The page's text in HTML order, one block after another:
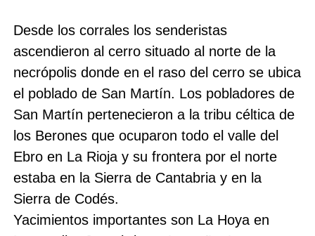
Desde los corrales los senderistas
ascendieron al cerro situado al norte de la
necrópolis donde en el raso del cerro se ubica
el poblado de San Martín. Los pobladores de
San Martín pertenecieron a la tribu céltica de
los Berones que ocuparon todo el valle del
Ebro en La Rioja y su frontera por el norte
estaba en la Sierra de Cantabria y en la
Sierra de Codés.
Yacimientos importantes son La Hoya en